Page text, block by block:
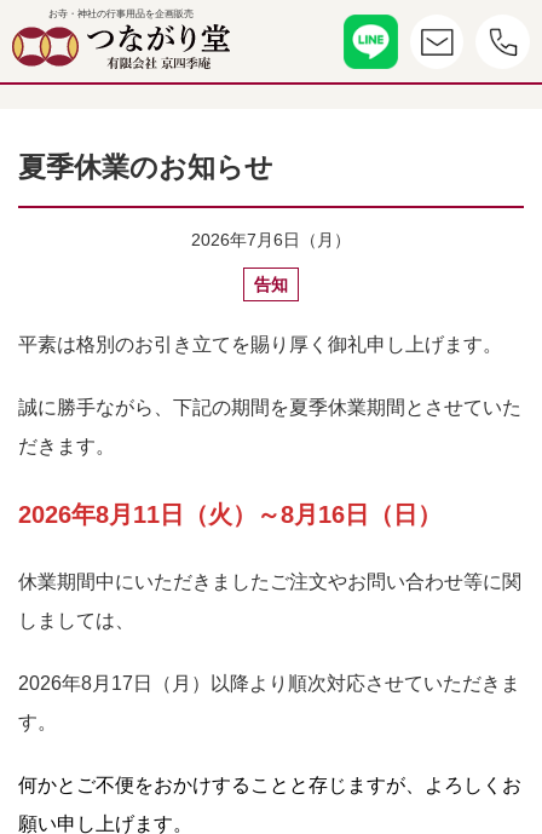
お寺・神社の行事用品を企画販売
夏季休業のお知らせ
2026年7月6日（月）
告知
平素は格別のお引き立てを賜り厚く御礼申し上げます。
誠に勝手ながら、下記の期間を夏季休業期間とさせていた
だきます。
2026年8月11日（火）～8月16日（日）
休業期間中にいただきましたご注文やお問い合わせ等に関
しましては、
2026年8月17日（月）以降より順次対応させていただきま
す。
何かとご不便をおかけすることと存じますが、よろしくお
願い申し上げます。